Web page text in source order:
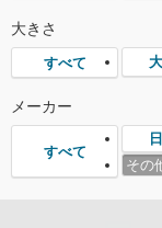
大きさ
すべて
メーカー
すべて
その